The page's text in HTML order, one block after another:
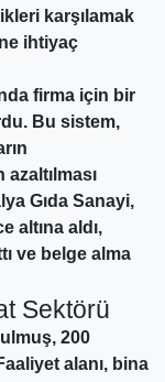
karşılamak
ihtiyaç
firma için bir
Bu sistem,
Gıda Sanayi,
altına aldı,
ve belge alma
Sektörü
200
alanı, bina